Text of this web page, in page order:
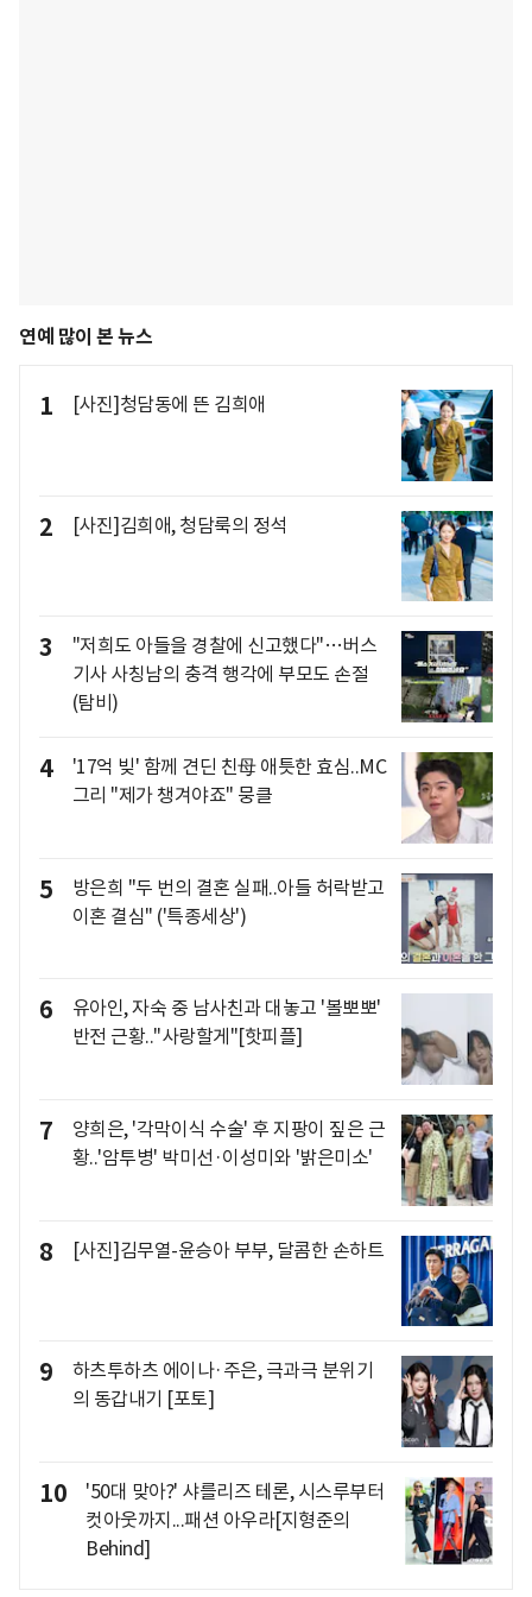
연예 많이 본 뉴스
1 [사진]청담동에 뜬 김희애
2 [사진]김희애, 청담룩의 정석
3
"저희도 아들을 경찰에 신고했다"…버스
기사 사칭남의 충격 행각에 부모도 손절
(탐비)
4
'17억 빚' 함께 견딘 친母 애틋한 효심..MC
그리 "제가 챙겨야죠" 뭉클
5
방은희 "두 번의 결혼 실패..아들 허락받고
이혼 결심" ('특종세상')
6
유아인, 자숙 중 남사친과 대놓고 '볼뽀뽀'
반전 근황.."사랑할게"[핫피플]
7
양희은, '각막이식 수술' 후 지팡이 짚은 근
황..'암투병' 박미선·이성미와 '밝은미소'
8 [사진]김무열-윤승아 부부, 달콤한 손하트
9
하츠투하츠 에이나·주은, 극과극 분위기
의 동갑내기 [포토]
10
'50대 맞아?' 샤를리즈 테론, 시스루부터
컷아웃까지...패션 아우라[지형준의
Behind]